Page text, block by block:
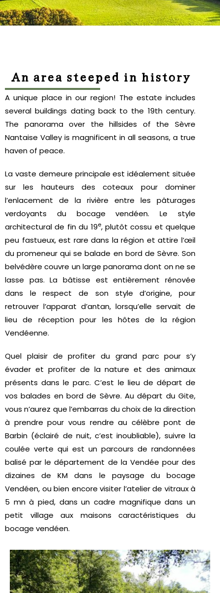
An area steeped in history
A unique place in our region! The estate includes
several buildings dating back to the 19th century.
The panorama over the hillsides of the Sèvre
Nantaise Valley is magnificent in all seasons, a true
haven of peace.
La vaste demeure principale est idéalement située
sur les hauteurs des coteaux pour dominer
l’enlacement de la rivière entre les pâturages
verdoyants du bocage vendéen. Le style
architectural de fin du 19e, plutôt cossu et quelque
peu fastueux, est rare dans la région et attire l’œil
du promeneur qui se balade en bord de Sèvre. Son
belvédère couvre un large panorama dont on ne se
lasse pas. La bâtisse est entièrement rénovée
dans le respect de son style d’origine, pour
retrouver l’apparat d’antan, lorsqu’elle servait de
lieu de réception pour les hôtes de la région
Vendéenne.
Quel plaisir de profiter du grand parc pour s’y
évader et profiter de la nature et des animaux
présents dans le parc. C’est le lieu de départ de
vos balades en bord de Sèvre. Au départ du Gite,
vous n’aurez que l’embarras du choix de la direction
à prendre pour vous rendre au célèbre pont de
Barbin (éclairé de nuit, c’est inoubliable), suivre la
coulée verte qui est un parcours de randonnées
balisé par le département de la Vendée pour des
dizaines de KM dans le paysage du bocage
Vendéen, ou bien encore visiter l’atelier de vitraux à
5 mn à pied, dans un cadre magnifique dans un
petit village aux maisons caractéristiques du
bocage vendéen.